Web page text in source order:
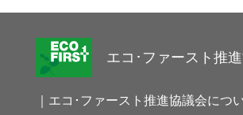
エコ･ファースト推
｜エコ･ファースト推進協議会につ